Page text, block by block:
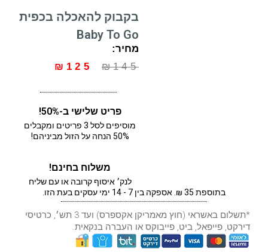
בקבוק להאכלה בכפית
Baby To Go
מחיר:
₪145
₪ 125
פריט שלישי ב-50%!
מוסיפים לסל 3 פריטים ומקבלים
50% הנחה על הזול מביניהם!
משלוח בחינם!
לנק׳ איסוף קרובה או עם שליח
בתוספת 35 ₪. אספקה בין 7 - 14 ימי עסקים בעת הזו.
*תשלום באשראי (חוץ מאמריקן אקספרס) ועד 3 תש׳, כרטיסי
דירקט, פייפאל, ביט, פייבוקס או העברה בנקאית.